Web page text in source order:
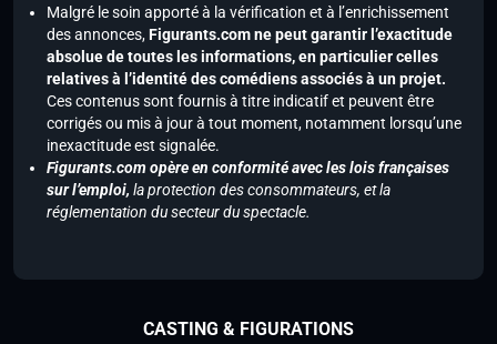
Malgré le soin apporté à la vérification et à l’enrichissement
des annonces,Figurants.com ne peut garantir l’exactitude
absolue de toutes les informations, en particulier celles
relatives à l’identité des comédiens associés à un projet.
Ces contenus sont fournis à titre indicatif et peuvent être
corrigés ou mis à jour à tout moment, notamment lorsqu’une
inexactitude est signalée.
Figurants.com opère en conformité avec les lois françaises
sur l’emploi, la protection des consommateurs, et la
réglementation du secteur du spectacle.
CASTING & FIGURATIONS